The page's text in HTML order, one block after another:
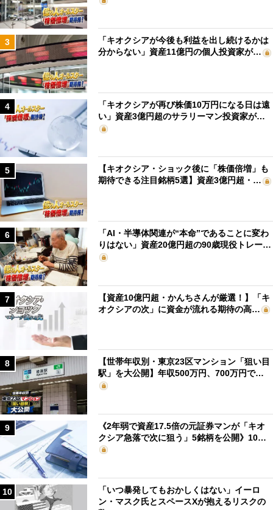
3
「キオクシアが今後も利益を出し続けるかは
分からない」資産11億円の個人投資家が…
4
「キオクシアが再び株価10万円になる日は遠
い」資産3億円超のサラリーマン投資家が…
5
【キオクシア・ショック後に「株価倍増」も
期待できる注目銘柄5選】資産3億円超・…
6
「AI・半導体関連が“本命”であることに変わ
りはない」資産20億円超の90歳現役トレー…
7
【資産10億円超・かんちさんが厳選！】「キ
オクシアの次」に資金が流れる期待の高…
8
【世帯年収別・東京23区マンション「狙い目
駅」を大公開】年収500万円、700万円で…
9
《2年弱で資産17.5倍の元証券マンが「キオ
クシア急落で次に狙う」5銘柄を公開》10…
10
「いつ暴発してもおかしくはない」イーロ
ン・マスク氏とスペースXが抱えるリスクの